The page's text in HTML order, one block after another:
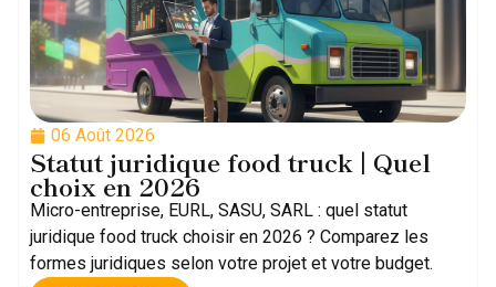
06 Août 2026
Statut juridique food truck | Quel
choix en 2026
Micro-entreprise, EURL, SASU, SARL : quel statut
juridique food truck choisir en 2026 ? Comparez les
formes juridiques selon votre projet et votre budget.